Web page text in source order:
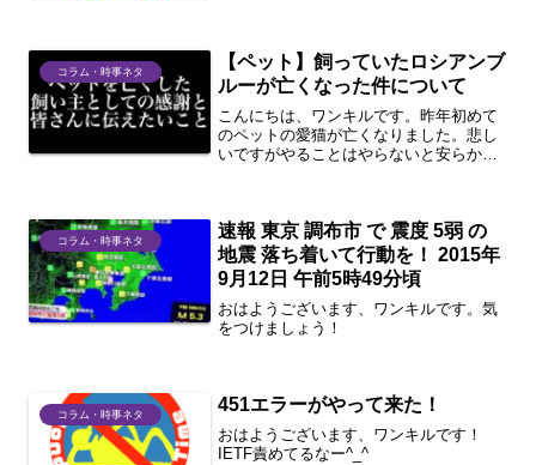
コラム・時事ネタ
【ペット】飼っていたロシアンブ
ルーが亡くなった件について
こんにちは、ワンキルです。昨年初めて
のペットの愛猫が亡くなりました。悲し
いですがやることはやらないと安らかに
物さいごに今回の本題 ...
コラム・時事ネタ
速報 東京 調布市 で 震度 5弱 の
地震 落ち着いて行動を！ 2015年
9月12日 午前5時49分頃
おはようございます、ワンキルです。気
をつけましょう！
コラム・時事ネタ 451エラーがやって来た！
おはようございます、ワンキルです！
IETF責めてるなー^_^